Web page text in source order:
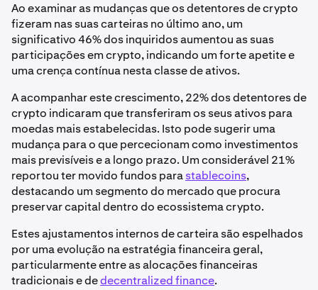
Ao examinar as mudanças que os detentores de crypto
fizeram nas suas carteiras no último ano, um
significativo 46% dos inquiridos aumentou as suas
participações em crypto, indicando um forte apetite e
uma crença contínua nesta classe de ativos.
A acompanhar este crescimento, 22% dos detentores de
crypto indicaram que transferiram os seus ativos para
moedas mais estabelecidas. Isto pode sugerir uma
mudança para o que percecionam como investimentos
mais previsíveis e a longo prazo. Um considerável 21%
reportou ter movido fundos parastablecoins,
destacando um segmento do mercado que procura
preservar capital dentro do ecossistema crypto.
Estes ajustamentos internos de carteira são espelhados
por uma evolução na estratégia financeira geral,
particularmente entre as alocações financeiras
tradicionais e dedecentralized finance.